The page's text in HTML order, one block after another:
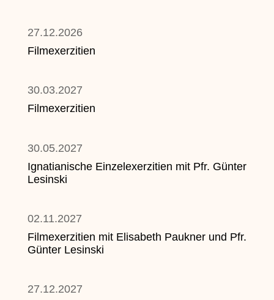
27.12.2026
Filmexerzitien
30.03.2027
Filmexerzitien
30.05.2027
Ignatianische Einzelexerzitien mit Pfr. Günter
Lesinski
02.11.2027
Filmexerzitien mit Elisabeth Paukner und Pfr.
Günter Lesinski
27.12.2027